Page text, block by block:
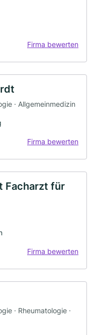
Firma bewerten
· Allgemeinmedizin
Firma bewerten
Facharzt für
Firma bewerten
· Rheumatologie ·